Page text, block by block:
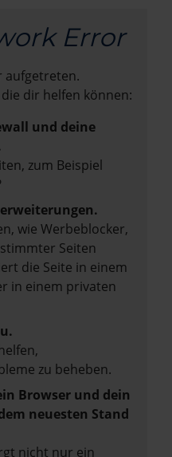
Error
aufgetreten.
dir helfen können:
und deine
zum Beispiel
wie Werbeblocker,
Seiten
die Seite in einem
in einem privaten
zu beheben.
Browser und dein
neuesten Stand
nicht nur ein